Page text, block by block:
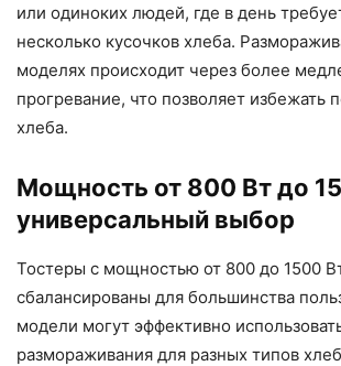
или одиноких людей, где в день
несколько кусочков хлеба.
моделях происходит через более
прогревание, что позволяет избежать
хлеба.
Мощность от 800 Вт до
универсальный выбор
Тостеры с мощностью от 800 до 1500
сбалансированы для большинства
модели могут эффективно
размораживания для разных типов